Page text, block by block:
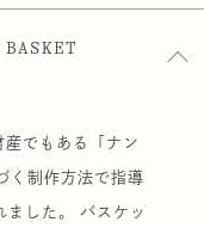
でもある「ナン
く制作方法で指導
した。 バスケッ